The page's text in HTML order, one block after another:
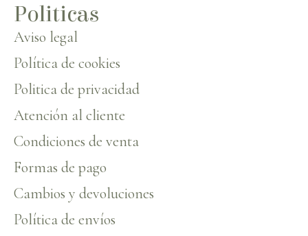
Politicas
Aviso legal
Política de cookies
Politica de privacidad
Atención al cliente
Condiciones de venta
Formas de pago
Cambios y devoluciones
Política de envíos